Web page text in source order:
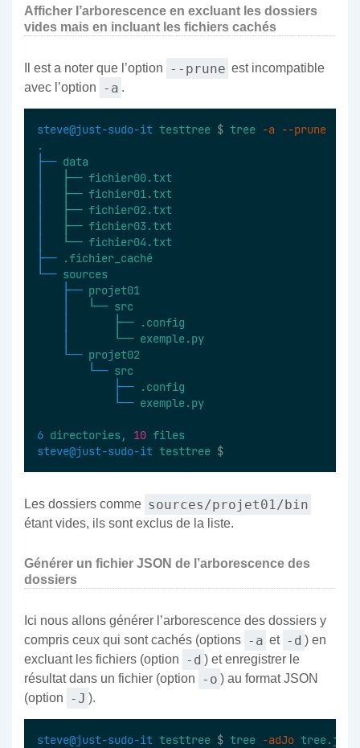
Afficher l’arborescence en excluant les dossiers
vides mais en incluant les fichiers cachés
Il est a noter que l’option --prune est incompatible
avec l’option
-a .
steve@just-sudo-it testtree $ tree -a --prune
.
├── data
├── fichier00.txt
├── fichier01.txt
├── fichier02.txt
├── fichier03.txt
└── fichier04.txt
├──
.fichier_caché
└── sources
├── projet01
└── src
├──
.config
└── exemple.py
└── projet02
└── src
├──
.config
└── exemple.py
6 directories, 10 files
steve@just-sudo-it testtree $
Les dossiers comme sources/projet01/bin
étant vides, ils sont exclus de la liste.
Générer un fichier JSON de l’arborescence des
dossiers
Ici nous allons générer l’arborescence des dossiers y
compris ceux qui sont cachés (options -a et -d ) en
excluant les fichiers (option
-d ) et enregistrer le
résultat dans un fichier (option
-o ) au format JSON
(option
-J ).
steve@just-sudo-it testtree $ tree -adJo tree.json